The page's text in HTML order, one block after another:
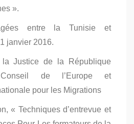
».
entre la Tunisie et
janvier 2016.
Justice de la République
de l’Europe et
pour les Migrations
« Techniques d’entrevue et